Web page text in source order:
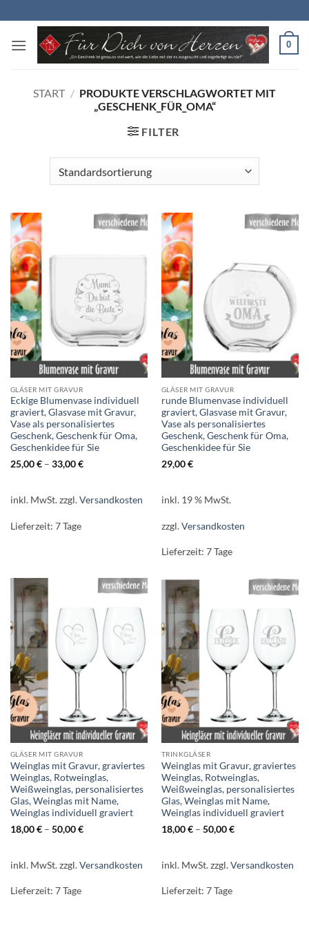
Inhalt
springen
0
START / PRODUKTE VERSCHLAGWORTET MIT
„GESCHENK_FÜR_OMA“
FILTER
GLÄSER MIT GRAVUR
Eckige Blumenvase individuell
graviert, Glasvase mit Gravur,
Vase als personalisiertes
Geschenk, Geschenk für Oma,
Geschenkidee für Sie
25,00€– 33,00€
inkl. MwSt.zzgl.Versandkosten
Lieferzeit: 7 Tage
GLÄSER MIT GRAVUR
runde Blumenvase individuell
graviert, Glasvase mit Gravur,
Vase als personalisiertes
Geschenk, Geschenk für Oma,
Geschenkidee für Sie
29,00€
inkl. 19 % MwSt.
zzgl.Versandkosten
Lieferzeit: 7 Tage
GLÄSER MIT GRAVUR
Weinglas mit Gravur, graviertes
Weinglas, Rotweinglas,
Weißweinglas, personalisiertes
Glas, Weinglas mit Name,
Weinglas individuell graviert
18,00€– 50,00€
inkl. MwSt.zzgl.Versandkosten
Lieferzeit: 7 Tage
TRINKGLÄSER
Weinglas mit Gravur, graviertes
Weinglas, Rotweinglas,
Weißweinglas, personalisiertes
Glas, Weinglas mit Name,
Weinglas individuell graviert
18,00€– 50,00€
inkl. MwSt.zzgl.Versandkosten
Lieferzeit: 7 Tage